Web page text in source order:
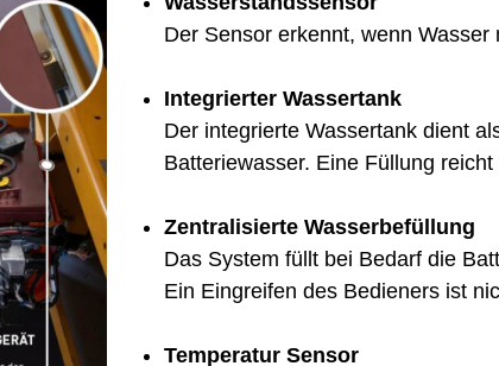
Der Sensor erkennt, wenn
Integrierter Wassertank
Der integrierte Wassertank dient
Batteriewasser. Eine Füllung
Zentralisierte Wasserbefüllung
Das System füllt bei Bedarf die
Ein Eingreifen des Bedieners ist
Temperatur Sensor